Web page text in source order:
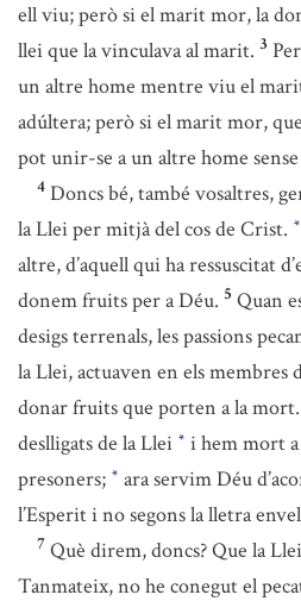
ell viu; però si el marit mor, la
llei que la vinculava al marit. 3
un altre home mentre viu el
adúltera; però si el marit mor,
pot unir-se a un altre home
4 Doncs bé, també vosaltres,
la Llei per mitjà del cos de Crist. *
altre, d’aquell qui ha ressuscitat
donem fruits per a Déu. 5 Quan
desigs terrenals, les passions
la Llei, actuaven en els membres
donar fruits que porten a la mort.
deslligats de la Llei * i hem mort
presoners; * ara servim Déu
l’Esperit i no segons la lletra
7 Què direm, doncs? Que la
Tanmateix, no he conegut el